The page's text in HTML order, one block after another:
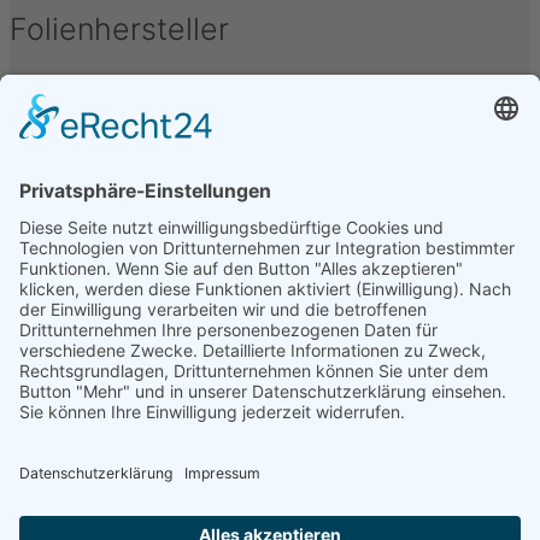
Folienhersteller
Unter folgenden Namen werden Kfz-Tönungsfolien
vertrieben oder hergestellt: Armolan, Aquasun,
Film, Madico, SunGuard, Johnson, Oracal, Orpro,
3M, Hexis, SL, Avery, Bruxafol um nur einige zu
nennen.
Folienbezeichnungen
Folien werden unter verschiedenen Bezeichnungen
vertrieben, diese sind u.a.: Alu Dark, Pinnacle,
Blacknight, Supreme, Black Mirror, Basic Grey, Secur
Clear, Omega, Real Carbon, uvm.